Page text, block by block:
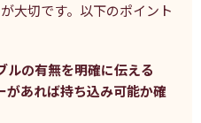
大切です。以下のポイント
ルの有無を明確に伝える
があれば持ち込み可能か確